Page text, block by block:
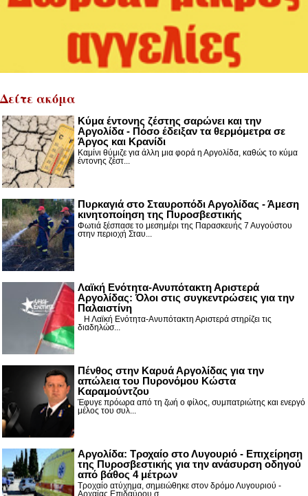
Δείτε ακόμα
Κύμα έντονης ζέστης σαρώνει και την
Αργολίδα - Πόσο έδειξαν τα θερμόμετρα σε
Άργος και Κρανίδι
Καμίνι θύμιζε για άλλη μια φορά η Αργολίδα, καθώς το κύμα
έντονης ζέστ...
Πυρκαγιά στο Σταυροπόδι Αργολίδας - Άμεση
κινητοποίηση της Πυροσβεστικής
Φωτιά ξέσπασε το μεσημέρι της Παρασκευής 7 Αυγούστου
στην περιοχή Σταυ...
Λαϊκή Ενότητα-Ανυπότακτη Αριστερά
Αργολίδας: Όλοι στις συγκεντρώσεις για την
Παλαιστίνη
Η Λαϊκή Ενότητα-Ανυπότακτη Αριστερά στηρίζει τις
διαδηλώσ...
Πένθος στην Καρυά Αργολίδας για την
απώλεια του Πυρονόμου Κώστα
Καραμούντζου
Έφυγε πρόωρα από τη ζωή ο φίλος, συμπατριώτης και ενεργό
μέλος του συλ...
Αργολίδα: Τροχαίο στο Λυγουριό - Επιχείρηση
της Πυροσβεστικής για την ανάσυρση οδηγού
από βάθος 4 μέτρων
Τροχαίο ατύχημα, σημειώθηκε στον δρόμο Λυγουριού -